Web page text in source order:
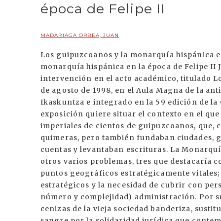
época de Felipe II
MADARIAGA ORBEA, JUAN
Los guipuzcoanos y la monarquía hispánica en la época de Felipe II Los guipuzcoanos y la monarquía hispánica en la época de Felipe II Juan Madariaga Orbea *Resumen de la intervención en el acto académico, titulado Lope de Aguirre y su época celebrado el pasado 29 de agosto de 1998, en el Aula Magna de la antigua Universidad de Oñati, organizado por Eusko Ikaskuntza e integrado en la 59 edición de la Quincena Musical de Donostia. Esta breve exposición quiere situar el contexto en el que se produce la participación en las empresas imperiales de cientos de guipuzcoanos, que, como Lope de Aguirre, se esforzaban en doradas quimeras, pero también fundaban ciudades, guerreaban, misionaban y, sobre todo, llevaban cuentas y levantaban escrituras. La Monarquía hispánica, en la fase de madurez, afrontaba entre otros varios problemas, tres que destacaría como esenciales: el cuidado y vigilancia de ciertos puntos geográficos estratégicamente vitales; la provisión de ciertos productos igualmente estratégicos y la necesidad de cubrir con personal capaz los puestos de una creciente (en número y complejidad) administración. Por su parte Gipuzkoa se ha reconstruido sobre las cenizas de la vieja sociedad banderiza, sustituyendo paulatinamente la vieja solidaridad de sangre por la solidaridad jurídica que contempla el nuevo marco político de la Provincia, basado en el complejo: Monarquía, Fuero, Hidalguía universal. Los cimientos económicos sobre los que este complejo se asienta intentan resolver un problema simple pero importante: como mantener a una población muy crecida (unos 60 ó 65.000 habitantes) sobre un pequeño territorio, reputado de "estéril" (es decir, poco triguero), cuando la supervivencia descansa precisamente en la tríada: trigo, manzana, ganado. La respuesta es varia y múltiple; de una parte, la migración; de otra, la diversificación funcional y profesional y la especialización. Así, sobre la renovada red urbana, cuajada en las últimas centurias medievales, se yergue alo largo del siglo XVI una poderosa industria que se articula sobre dos polos nodales: la construcción naval y el hierro. De Gipuzkoa, como de otros territorios vascos, saldrán barcos, clavos, herramientas, armas, etc. Igualmente, se potenciará la actividad comercial y portuaria. Pero además, los guipuzcoanos destinarán buena parte de su potencial laboral a los servicios administrativos. Es precisamente esta última faceta la que nos ocupa y trataré ahora más extensamente. En resumen, Gipuzkoa y Euskal Herria en general, van a poder ofrecer a la Monarquía algunos de los elementos estratégicos de los que está necesitada: defensa de un territorio fronterizo con el reino de Francia; barcos, armas, hierro y funcionarios. La Monarquía, por su parte, ofrece a Gipuzkoa un vasto campo de participación económico laboral: mercados para sus productos, puestos en la administración, plazas de soldados, expediciones, ¼ Se va a fraguar ahora un estereotipo clásico a lo largo de toda la Edad Moderna: el del "vizcaíno" (vasco) productor de hierro y secretario. En Castilla se manifiesta la ausencia de una clase media, sólida, respetable y trabajadora. Se menosprecia el comercio. Se cae en el señuelo del dinero fácil de juros y censos. La burguesía se traiciona como clase codiciando títulos de nobleza. Mientras que en Gipuzkoa se forja una cierta burguesía funcionarial, alejada de las rentas y del trabajo de la tierra, compuesta por lo general de hidalgos segundones, marginados de los mayorazgos, que buscan otras formas de inserción socio laboral. La Corte, con su progresivo aumento, se convierte desde Felipe II y sobre todo a partir de Felipe III en un auténtico imán para la nobleza endeudada o para los segundones con necesidad de medro. La Casa Real, acoge a bastantes empleados y cargos. Por una parte hay que considerar que son pocos para un imperio tan vasto, pero por otra son bastantes, si tenemos en cuenta que la mayor parte se nutrían de sectores sociales y procedencias geográficasreducidas, especialmente Castilla y la fachada atlántica. En 1623, justo al inicio del reinado de Felipe IV, los funcionarios de la Casa Real, es decir los responsables de las necesidades materiales de la familia real, sobre todo rey y reina, eran unos 1.700 cortesanos: mayordomo mayor (alimentación y alojamiento); camarero mayor y luego sumiller de corps (servicio personal); caballerizo mayor (transporte); guardia real (300 soldados de protección y 175 oficiales y criados para actividades de caza); confesores, damas, meninas y desde luego, cronistas y escritores para redactar textos laudatorios y construir la historia nacional. Algunos de estos cargos tienen gran importancia política, por la proximidad cotidiana al rey y poder tener ascendiente personal: confesor, sumiller, caza,¼ Los validos (Lerma, Olivares) eran simultáneamente sumilleres. Además de administrar estaba el otro ámbito que se considera característico de la